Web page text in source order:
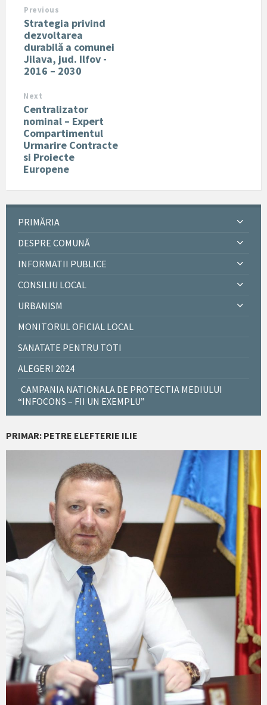
Previous
Strategia privind
dezvoltarea
durabilă a comunei
Jilava, jud. Ilfov -
2016 – 2030
Next
Centralizator
nominal – Expert
Compartimentul
Urmarire Contracte
si Proiecte
Europene
PRIMĂRIA
DESPRE COMUNĂ
INFORMATII PUBLICE
CONSILIU LOCAL
URBANISM
MONITORUL OFICIAL LOCAL
SANATATE PENTRU TOTI
ALEGERI 2024
CAMPANIA NATIONALA DE PROTECTIA MEDIULUI
“INFOCONS – FII UN EXEMPLU”
PRIMAR: PETRE ELEFTERIE ILIE